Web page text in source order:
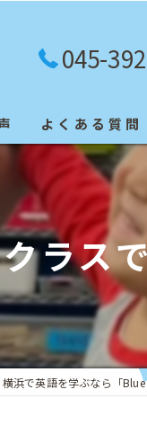
045-
よくある質問
英検合格者
ラス
横浜で英語を学ぶなら「